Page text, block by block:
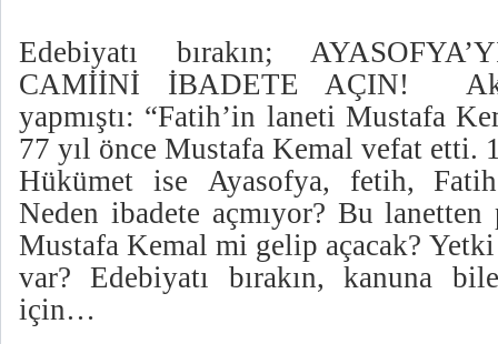
Edebiyatı bırakın;
CAMİİNİ İBADETE AÇIN!
yapmıştı: “Fatih’in laneti Mustafa
77 yıl önce Mustafa Kemal vefat etti.
Hükümet ise Ayasofya, fetih, Fatih
Neden ibadete açmıyor? Bu lanetten
Mustafa Kemal mi gelip açacak? Yetki
var? Edebiyatı bırakın, kanuna
için…